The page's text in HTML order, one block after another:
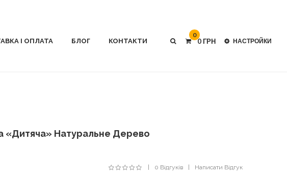
І ОПЛАТА БЛОГ КОНТАКТИ
0
0 ГРН НАСТРОЙКИ
«Дитяча» Натуральне Дерево
0 Відгуків Написати Відгук